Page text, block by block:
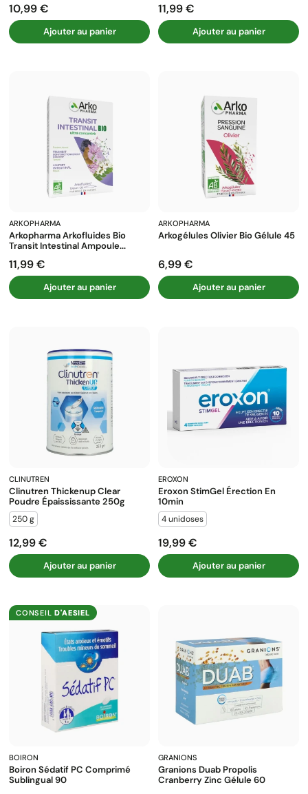
Prix
10,99 €
Ajouter au panier
Prix
11,99 €
Ajouter au panier
ARKOPHARMA
Arkopharma Arkofluides Bio
Transit Intestinal Ampoule...
Prix
11,99 €
Ajouter au panier
ARKOPHARMA
Arkogélules Olivier Bio Gélule 45
Prix
6,99 €
Ajouter au panier
CLINUTREN
Clinutren Thickenup Clear
Poudre Épaississante 250g
250 g
Prix
12,99 €
Ajouter au panier
EROXON
Eroxon StimGel Érection En
10min
4 unidoses
Prix
19,99 €
Ajouter au panier
CONSEILD'AESIEL
BOIRON
Boiron Sédatif PC Comprimé
Sublingual 90
GRANIONS
Granions Duab Propolis
Cranberry Zinc Gélule 60